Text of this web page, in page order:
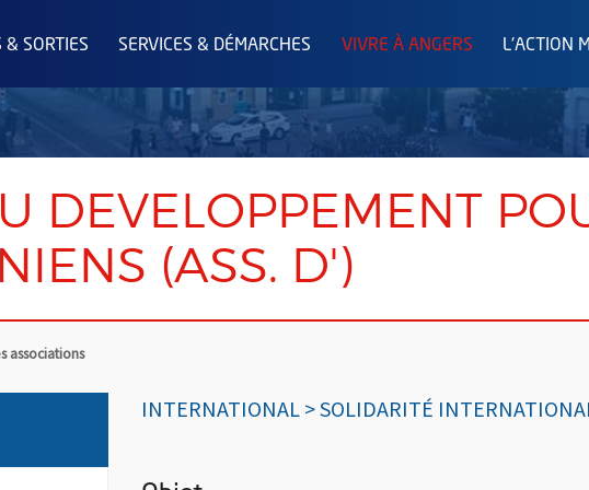
& SORTIES SERVICES & DÉMARCHES VIVRE À ANGERS L'ACTION
DEVELOPPEMENT
(ASS. D')
associations
INTERNATIONAL > SOLIDARITÉ